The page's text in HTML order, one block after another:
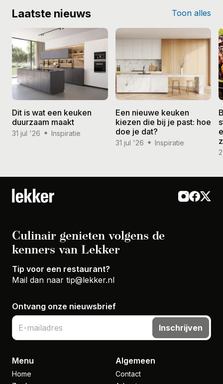
Laatste nieuws Toon alles
Dit is wat een keuken
duurzaam maakt
31 jul '26 Inspiratie
Een nieuwe keuken
kiezen die bij je past: hoe
doe je dat?
31 jul '26 Inspiratie
Culinair genieten volgens de
kenners van Lekker
Tip voor een restaurant?
Mail dan naar tip@lekker.nl
Ontvang onze nieuwsbrief
Inschrijven
Menu
Home
Algemeen
Contact